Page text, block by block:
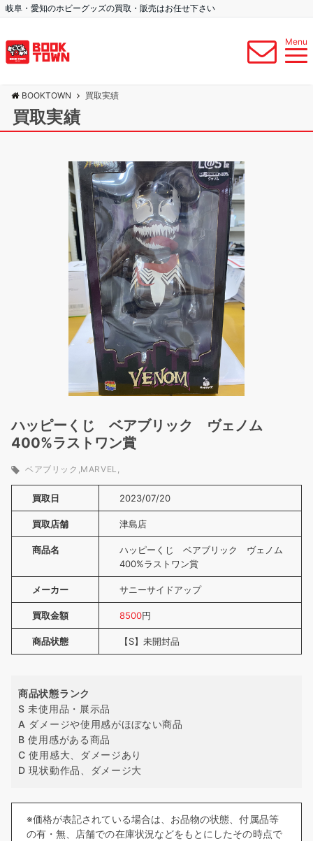
岐阜・愛知のホビーグッズの買取・販売はお任せ下さい
Menu
BOOKTOWN 買取実績
買取実績
ハッピーくじ ベアブリック ヴェノム
400%ラストワン賞
ベアブリック MARVEL
買取日 2023/07/20
買取店舗 津島店
商品名
ハッピーくじ ベアブリック ヴェノム
400%ラストワン賞
メーカー サニーサイドアップ
買取金額 8500円
商品状態 【S】未開封品
商品状態ランク
S 未使用品・展示品
A ダメージや使用感がほぼない商品
B 使用感がある商品
C 使用感大、ダメージあり
D 現状動作品、ダメージ大
※価格が表記されている場合は、お品物の状態、付属品等
の有・無、店舗での在庫状況などをもとにしたその時点で